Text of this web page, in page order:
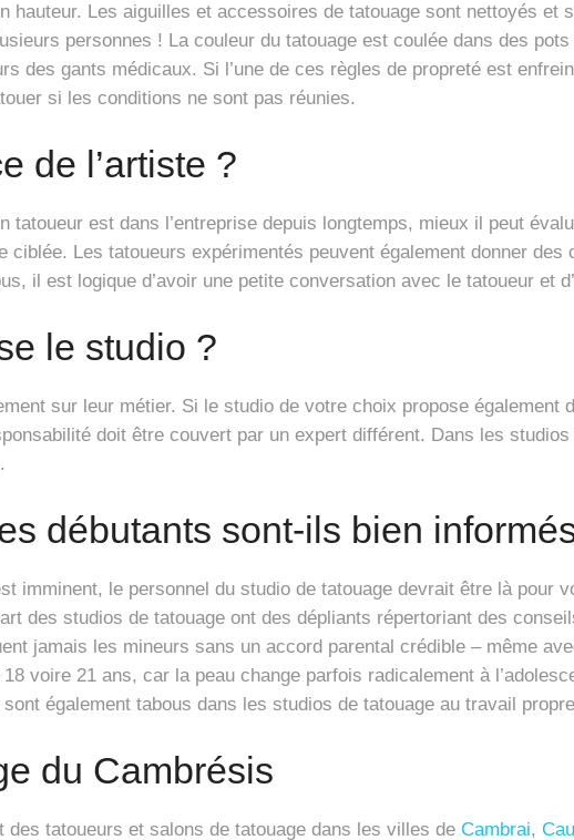
hauteur. Les aiguilles et accessoires de tatouage sont nettoyés
personnes ! La couleur du tatouage est coulée dans des
des gants médicaux. Si l’une de ces règles de propreté est
si les conditions ne sont pas réunies.
de l’artiste ?
tatoueur est dans l’entreprise depuis longtemps, mieux il peut
ciblée. Les tatoueurs expérimentés peuvent également donner
il est logique d’avoir une petite conversation avec le tatoueur et
le studio ?
sur leur métier. Si le studio de votre choix propose également
doit être couvert par un expert différent. Dans les
débutants sont-ils bien
imminent, le personnel du studio de tatouage devrait être là pour
des studios de tatouage ont des dépliants répertoriant des
jamais les mineurs sans un accord parental crédible – même
voire 21 ans, car la peau change parfois radicalement à
également tabous dans les studios de tatouage au travail
du Cambrésis
des tatoueurs et salons de tatouage dans les villes de Cambrai,